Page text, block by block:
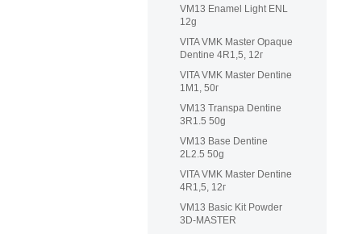
VM13 Enamel Light ENL
12g
VITA VMK Master Opaque
Dentine 4R1,5, 12г
VITA VMK Master Dentine
1M1, 50г
VM13 Transpa Dentine
3R1.5 50g
VM13 Base Dentine
2L2.5 50g
VITA VMK Master Dentine
4R1,5, 12г
VM13 Basic Kit Powder
3D-MASTER